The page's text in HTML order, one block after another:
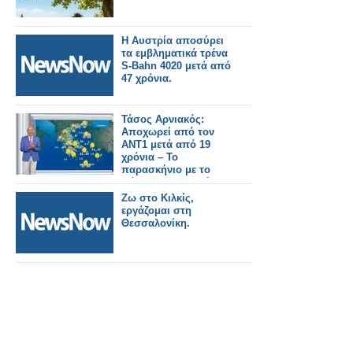
Η Αυστρία αποσύρει
τα εμβληματικά τρένα
S-Bahn 4020 μετά από
47 χρόνια.
Τάσος Αρνιακός:
Αποχωρεί από τον
ΑΝΤ1 μετά από 19
χρόνια – Το
παρασκήνιο με το
πάρτι που δεν πήγε
ποτέ
Ζω στο Κιλκίς,
εργάζομαι στη
Θεσσαλονίκη.